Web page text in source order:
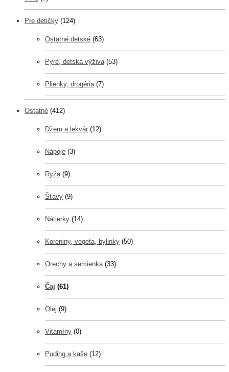
Pre detičky (124)
Ostatné detské (63)
Pyré, detská výživa (53)
Plienky, drogéria (7)
Ostatné (412)
Džem a lekvár (12)
Nápoje (3)
Ryža (9)
Šťavy (9)
Nátierky (14)
Koreniny, vegeta, bylinky (50)
Orechy a semienka (33)
Čaj (61)
Olej (9)
Vitamíny (0)
Puding a kaše (12)